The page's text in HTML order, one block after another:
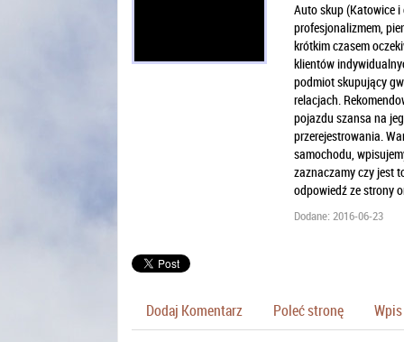
Auto skup (Katowice i
profesjonalizmem,
krótkim czasem
klientów
podmiot skupujący
relacjach.
pojazdu szansa na
przerejestrowania.
samochodu,
zaznaczamy czy jest
odpowiedź ze strony
Dodane: 2016-06-23
Dodaj Komentarz Poleć stronę